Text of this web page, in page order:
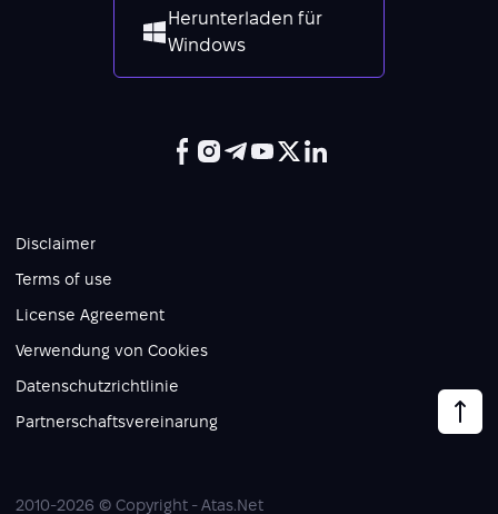
Herunterladen für
Windows
2010-2026 © Copyright - Atas.Net
Disclaimer
Terms of use
License Agreement
Verwendung von Cookies
Datenschutzrichtlinie
Partnerschaftsvereinarung